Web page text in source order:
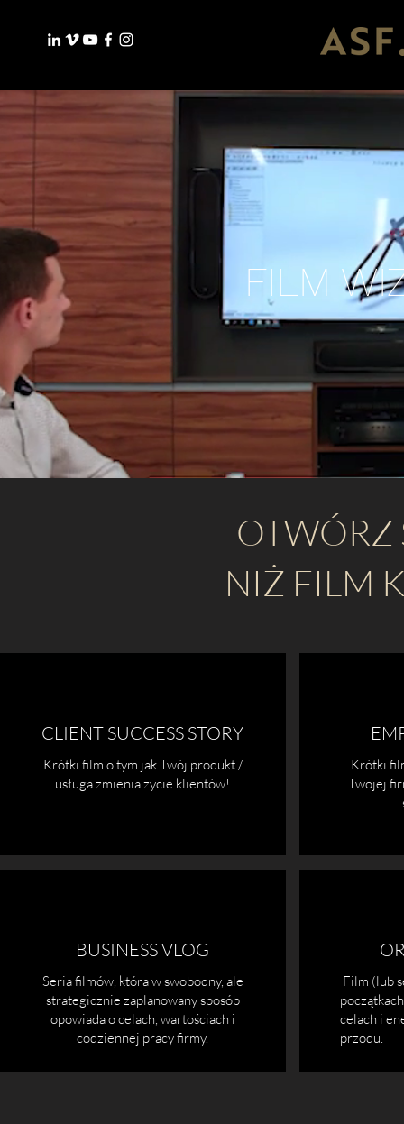
FILM
OTWÓRZ
NIŻ FILM
CLIENT SUCCESS STORY
Krótki film o tym jak Twój produkt /
usługa zmienia życie klientów!
BUSINESS VLOG
Seria filmów, która w swobodny, ale
strategicznie zaplanowany sposób
opowiada o celach, wartościach i
codziennej pracy firmy.
Krótki
Twojej
Film (lub
celach i
przodu.